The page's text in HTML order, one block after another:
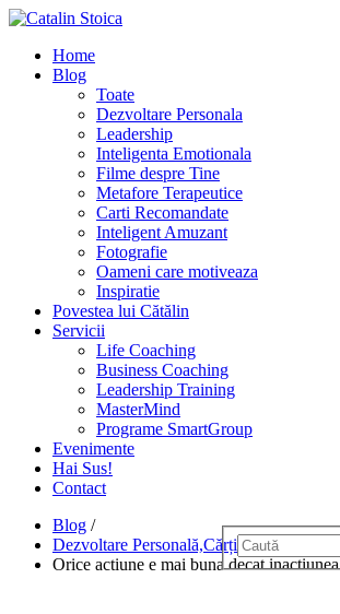
Home
Blog
Toate
Dezvoltare Personala
Leadership
Inteligenta Emotionala
Filme despre Tine
Metafore Terapeutice
Carti Recomandate
Inteligent Amuzant
Fotografie
Oameni care motiveaza
Inspiratie
Povestea lui Cătălin
Servicii
Life Coaching
Business Coaching
Leadership Training
MasterMind
Programe SmartGroup
Evenimente
Hai Sus!
Contact
Blog /
Dezvoltare Personală,Cărți Recomandate
Orice actiune e mai buna decat inactiunea